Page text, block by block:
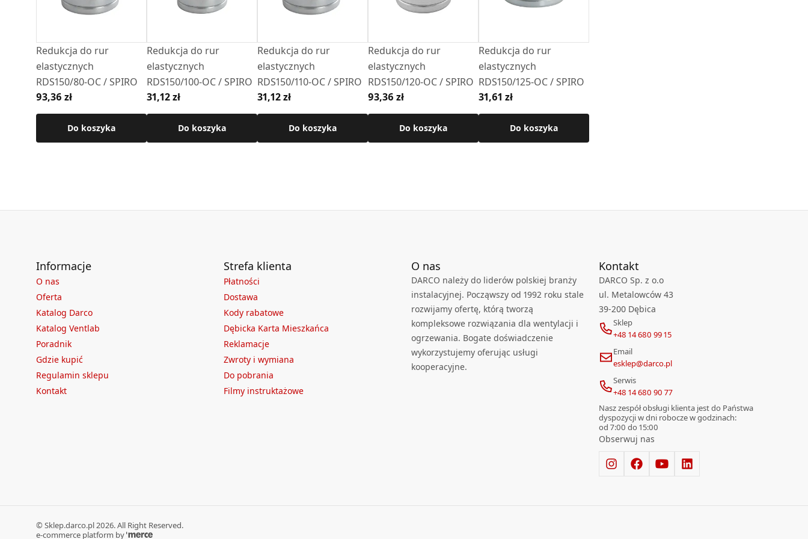
produktu.
Redukcja do rur
elastycznych
RDS150/80-OC / SPIRO
93,36 zł
Do koszyka
Redukcja do rur
elastycznych
RDS150/100-OC / SPIRO
31,12 zł
Do koszyka
Redukcja do rur
elastycznych
RDS150/110-OC / SPIRO
31,12 zł
Do koszyka
Redukcja do rur
elastycznych
RDS150/120-OC / SPIRO
93,36 zł
Do koszyka
Redukcja do rur
elastycznych
RDS150/125-OC / SPIRO
31,61 zł
Do koszyka
Informacje
O nas
Oferta
Katalog Darco
Katalog Ventlab
Poradnik
Gdzie kupić
Regulamin sklepu
Kontakt
Strefa klienta
Płatności
Dostawa
Kody rabatowe
Dębicka Karta Mieszkańca
Reklamacje
Zwroty i wymiana
Do pobrania
Filmy instruktażowe
O nas
DARCO należy do liderów polskiej branży
instalacyjnej. Począwszy od 1992 roku stale
rozwijamy ofertę, którą tworzą
kompleksowe rozwiązania dla wentylacji i
ogrzewania. Bogate doświadczenie
wykorzystujemy oferując usługi
kooperacyjne.
Kontakt
DARCO Sp. z o.o
ul. Metalowców 43
39-200 Dębica
Sklep
+48 14 680 99 15
Email
esklep@darco.pl
Serwis
+48 14 680 90 77
Nasz zespół obsługi klienta jest do Państwa
dyspozycji w dni robocze w godzinach:
od 7:00 do 15:00
Obserwuj nas
© Sklep.darco.pl2026. All Right Reserved.
e-commerce platform by